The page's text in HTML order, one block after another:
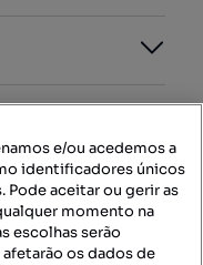
e/ou acedemos a
identificadores únicos
Pode aceitar ou gerir as
momento na
escolhas serão
os dados de